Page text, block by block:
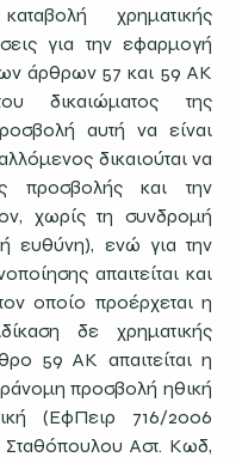
χρηματικής
για την εφαρμογή
άρθρων 57 και 59 ΑΚ
δικαιώματος της
αυτή να είναι
δικαιούται να
προσβολής και την
χωρίς τη συνδρομή
ευθύνη), ενώ για την
απαιτείται και
οποίο προέρχεται η
δε χρηματικής
59 ΑΚ απαιτείται η
προσβολή ηθική
(ΕφΠειρ 716/2006
Αστ. Κωδ,